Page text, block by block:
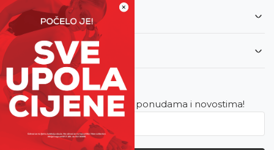
×
Informacije
Korisnički servis
Newsletter
Budite u toku sa najnovijim ponudama i novostima!